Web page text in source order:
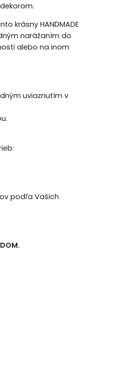
krásny HANDMADE
narážaním do
alebo na inom
uviaznutím v
podľa Vašich